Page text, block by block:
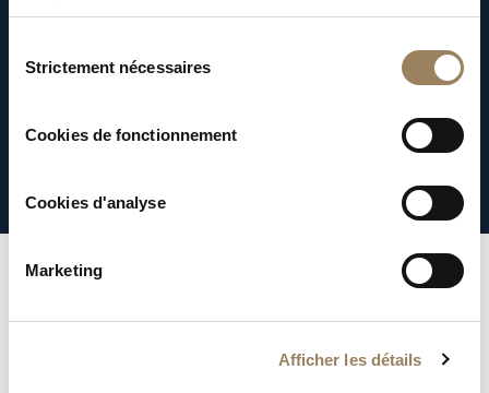
services.
duStrictement nécessaires
Cookies de fonctionnement
Cookies d'analyse
Marketing
Afficher les détails
L'excellence de la Haute